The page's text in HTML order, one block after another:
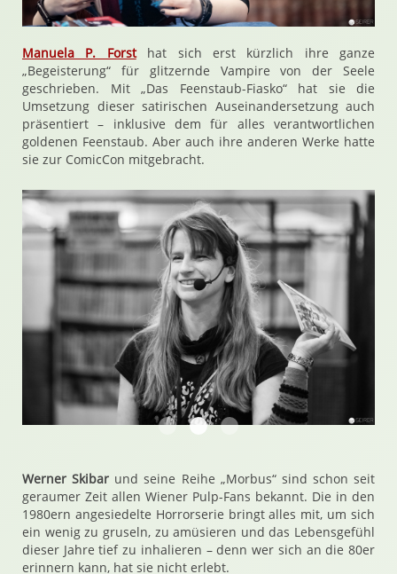
Manuela P. Forsthat sich erst kürzlich ihre ganze
„Begeisterung“ für glitzernde Vampire von der Seele
geschrieben. Mit „Das Feenstaub-Fiasko“ hat sie die
Umsetzung dieser satirischen Auseinandersetzung auch
präsentiert – inklusive dem für alles verantwortlichen
goldenen Feenstaub. Aber auch ihre anderen Werke hatte
sie zur ComicCon mitgebracht.
Manuela P. Forst
no matter if you're black or
Das Feenstaub-Fiasko
Werner Skibar und seine Reihe „Morbus“ sind schon seit
geraumer Zeit allen Wiener Pulp-Fans bekannt. Die in den
1980ern angesiedelte Horrorserie bringt alles mit, um sich
ein wenig zu gruseln, zu amüsieren und das Lebensgefühl
dieser Jahre tief zu inhalieren – denn wer sich an die 80er
erinnern kann, hat sie nicht erlebt.